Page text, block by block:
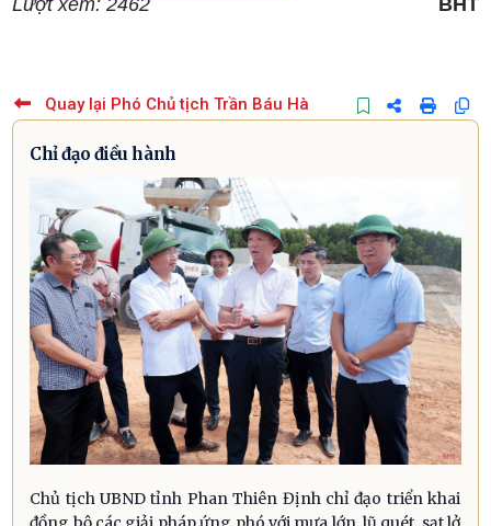
Lượt xem: 2462
BHT
Quay lại Phó Chủ tịch Trần Báu Hà
Chỉ đạo điều hành
Chủ tịch UBND tỉnh Phan Thiên Định chỉ đạo triển khai